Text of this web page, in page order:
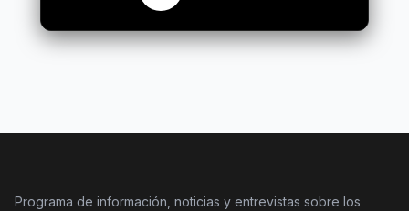
Programa de información, noticias y entrevistas sobre los